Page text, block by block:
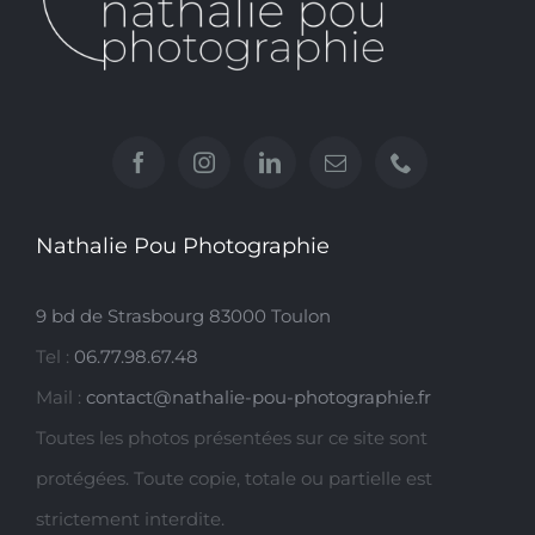
Nathalie Pou Photographie
9 bd de Strasbourg 83000 Toulon
Tel : 06.77.98.67.48
Mail : contact@nathalie-pou-photographie.fr
Toutes les photos présentées sur ce site sont
protégées. Toute copie, totale ou partielle est
strictement interdite.